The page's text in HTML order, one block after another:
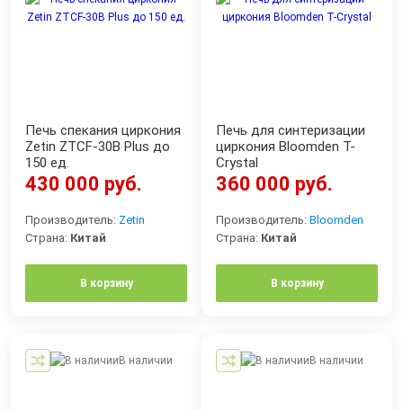
Печь спекания циркония
Zetin ZTCF-30B Plus до
150 ед.
430 000 руб.
Производитель: Zetin
Страна: Китай
В корзину
Печь для синтеризации
циркония Bloomden T-
Crystal
360 000 руб.
Производитель: Bloomden
Страна: Китай
В корзину
В наличии В наличии